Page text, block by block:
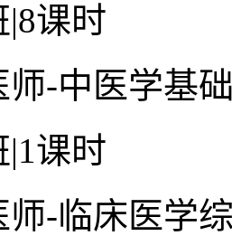
|8课时
师-中医学基
|1课时
师-临床医学